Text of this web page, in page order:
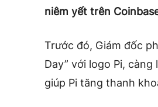
niêm yết trên
Trước đó, Giám đốc
Day” với logo Pi,
giúp Pi tăng thanh